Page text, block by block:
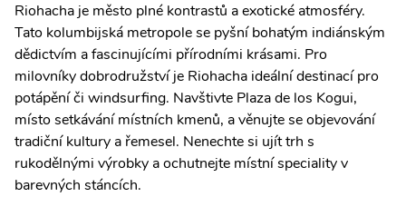
Riohacha je město plné kontrastů a exotické atmosféry.
Tato kolumbijská metropole se pyšní bohatým indiánským
dědictvím a fascinujícími přírodními krásami. Pro
milovníky dobrodružství je Riohacha ideální destinací pro
potápění či windsurfing. Navštivte Plaza de los Kogui,
místo setkávání místních kmenů, a věnujte se objevování
tradiční kultury a řemesel. Nenechte si ujít trh s
rukodělnými výrobky a ochutnejte místní speciality v
barevných stáncích.